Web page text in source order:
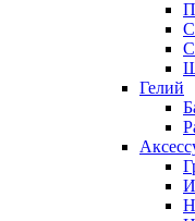
Гелий